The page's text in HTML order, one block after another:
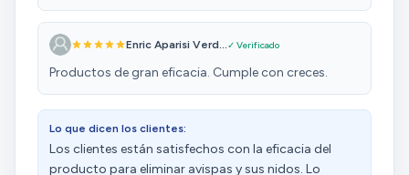
Enric Aparisi Verd...✓ Verificado
Productos de gran eficacia. Cumple con creces.
Lo que dicen los clientes:
Los clientes están satisfechos con la eficacia del
producto para eliminar avispas y sus nidos. Lo